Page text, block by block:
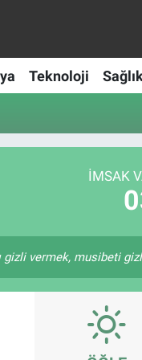
Teknoloji
İMSAK
gizli vermek, musibeti